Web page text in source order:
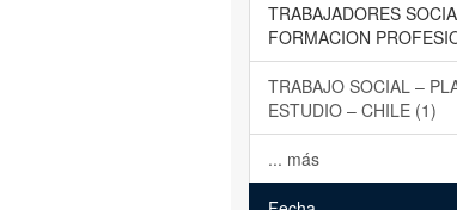
TRABAJADORES
FORMACION
TRABAJO SOCIAL –
ESTUDIO – CHILE (1)
... más